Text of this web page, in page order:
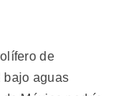
de
bajo aguas